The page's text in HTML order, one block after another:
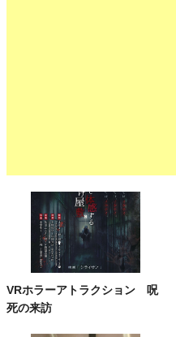
VRホラーアトラクション 呪
死の来訪